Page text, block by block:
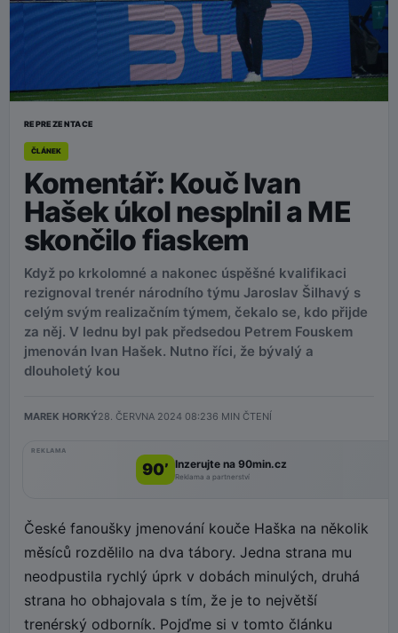
REPREZENTACE
ČLÁNEK
Komentář: Kouč Ivan
Hašek úkol nesplnil a ME
skončilo fiaskem
Když po krkolomné a nakonec úspěšné kvalifikaci
rezignoval trenér národního týmu Jaroslav Šilhavý s
celým svým realizačním týmem, čekalo se, kdo přijde
za něj. V lednu byl pak předsedou Petrem Fouskem
jmenován Ivan Hašek. Nutno říci, že bývalý a
dlouholetý kou
MAREK HORKÝ28. ČERVNA 2024 08:236 MIN ČTENÍ
REKLAMA
90’ Inzerujte na 90min.cz
Reklama a partnerství
České fanoušky jmenování kouče Haška na několik
měsíců rozdělilo na dva tábory. Jedna strana mu
neodpustila rychlý úprk v dobách minulých, druhá
strana ho obhajovala s tím, že je to největší
trenérský odborník. Pojďme si v tomto článku